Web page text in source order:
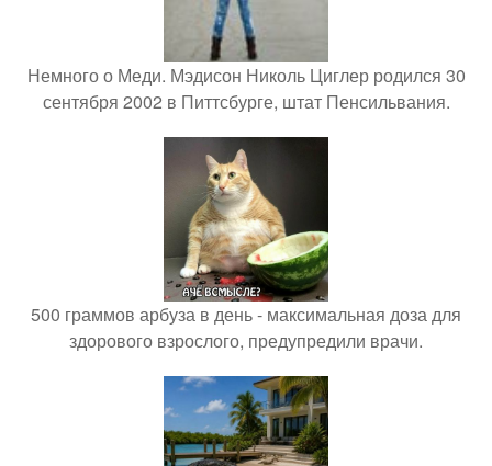
Немного о Меди. Мэдисон Николь Циглер родился 30
сентября 2002 в Питтсбурге, штат Пенсильвания.
500 граммов арбуза в день - максимальная доза для
здорового взрослого, предупредили врачи.